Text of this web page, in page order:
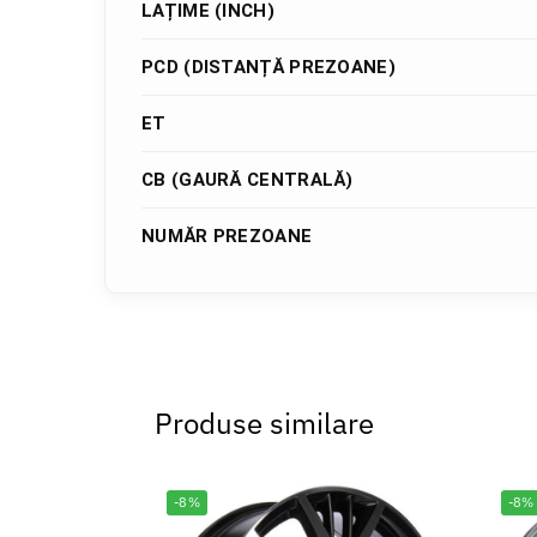
LAȚIME (INCH)
PCD (DISTANȚĂ PREZOANE)
ET
CB (GAURĂ CENTRALĂ)
NUMĂR PREZOANE
Produse similare
-8% -8%